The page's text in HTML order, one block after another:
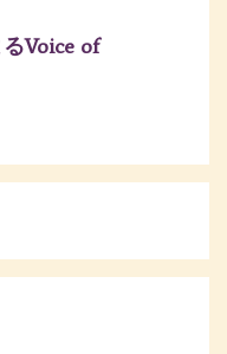
Voice of